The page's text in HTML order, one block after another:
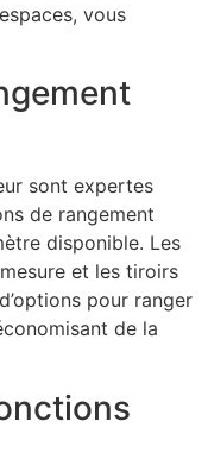
vous
sont expertes
de rangement
disponible. Les
et les tiroirs
pour ranger
de la